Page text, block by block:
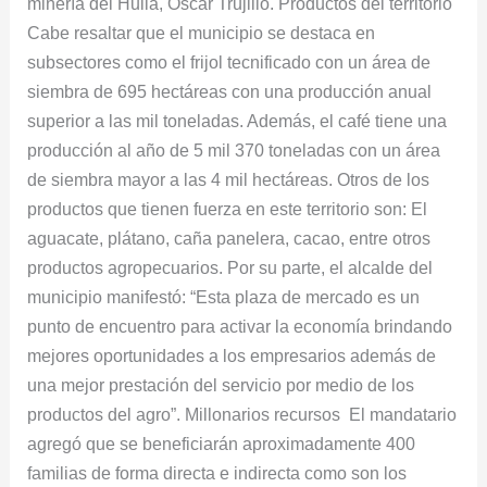
Cabe resaltar que el municipio se destaca en
subsectores como el frijol tecnificado con un área de
siembra de 695 hectáreas con una producción anual
superior a las mil toneladas. Además, el café tiene una
producción al año de 5 mil 370 toneladas con un área
de siembra mayor a las 4 mil hectáreas. Otros de los
productos que tienen fuerza en este territorio son: El
aguacate, plátano, caña panelera, cacao, entre otros
productos agropecuarios. Por su parte, el alcalde del
municipio manifestó: “Esta plaza de mercado es un
punto de encuentro para activar la economía brindando
mejores oportunidades a los empresarios además de
una mejor prestación del servicio por medio de los
productos del agro”. Millonarios recursos El mandatario
agregó que se beneficiarán aproximadamente 400
familias de forma directa e indirecta como son los